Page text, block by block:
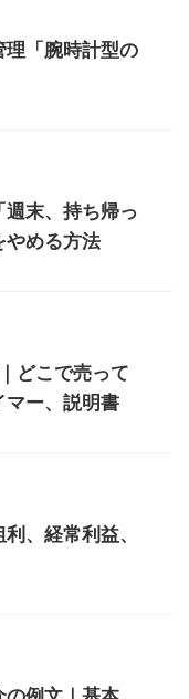
理「腕時計型の
末、持ち帰っ
やめる方法
どこで売って
マー、説明書
、経常利益、